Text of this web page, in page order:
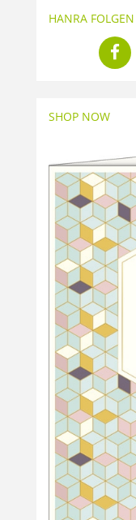
HANRA FOLGEN
SHOP NOW